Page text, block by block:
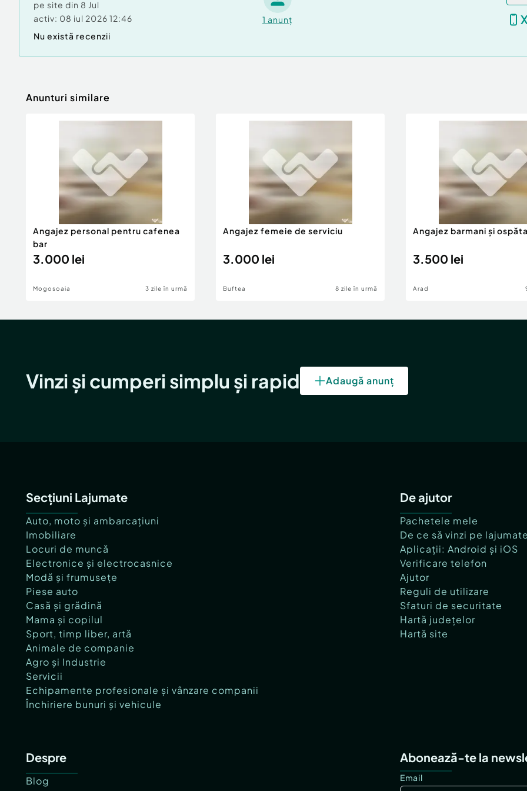
pe site din 8 Jul
activ: 08 iul 2026 12:46 1 anunț
Nu există recenzii
Anunturi similare
Angajez personal pentru cafenea
bar
3.000 lei
Mogosoaia 3 zile în urmă
Angajez femeie de serviciu
3.000 lei
Buftea 8 zile în urmă
Angajez barmani și
3.500 lei
Arad
Vinzi și cumperi simplu și rapid Adaugă anunț
Secțiuni Lajumate
Auto, moto și ambarcațiuni
Imobiliare
Locuri de muncă
Electronice și electrocasnice
Modă și frumusețe
Piese auto
Casă și grădină
Mama și copilul
Sport, timp liber, artă
Animale de companie
Agro și Industrie
Servicii
Echipamente profesionale și vânzare companii
Închiriere bunuri și vehicule
De ajutor
Pachetele mele
De ce să vinzi pe
Aplicații: Android și iOS
Verificare telefon
Ajutor
Reguli de utilizare
Sfaturi de securitate
Hartă județelor
Hartă site
Despre
Blog
Abonează-te la
Email